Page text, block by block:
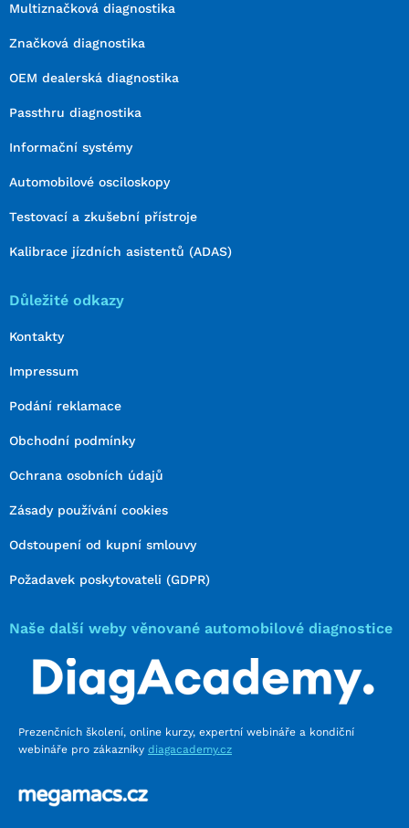
Multiznačková diagnostika
Značková diagnostika
OEM dealerská diagnostika
Passthru diagnostika
Informační systémy
Automobilové osciloskopy
Testovací a zkušební přístroje
Kalibrace jízdních asistentů (ADAS)
Důležité odkazy
Kontakty
Impressum
Podání reklamace
Obchodní podmínky
Ochrana osobních údajů
Zásady používání cookies
Odstoupení od kupní smlouvy
Požadavek poskytovateli (GDPR)
Naše další weby věnované automobilové diagnostice
Prezenčních školení, online kurzy, expertní webináře a kondiční
webináře pro zákazníky diagacademy.cz